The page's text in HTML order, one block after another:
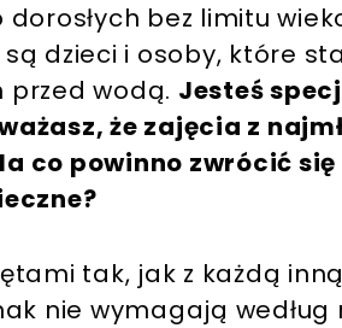
bez limitu
dzieci i osoby, które
przed wodą. Jesteś
że zajęcia z
co powinno zwrócić
tak, jak z każdą
nie wymagają według